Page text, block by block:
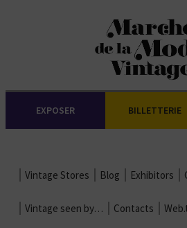
EXPOSER BILLETTERIE
Vintage Stores Blog Exhibitors
Vintage seen by… Contacts